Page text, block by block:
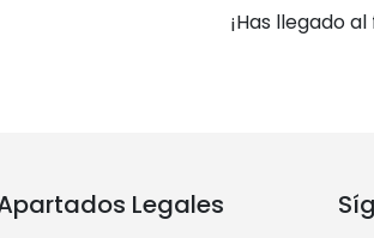
¡Has llegado al
Legales